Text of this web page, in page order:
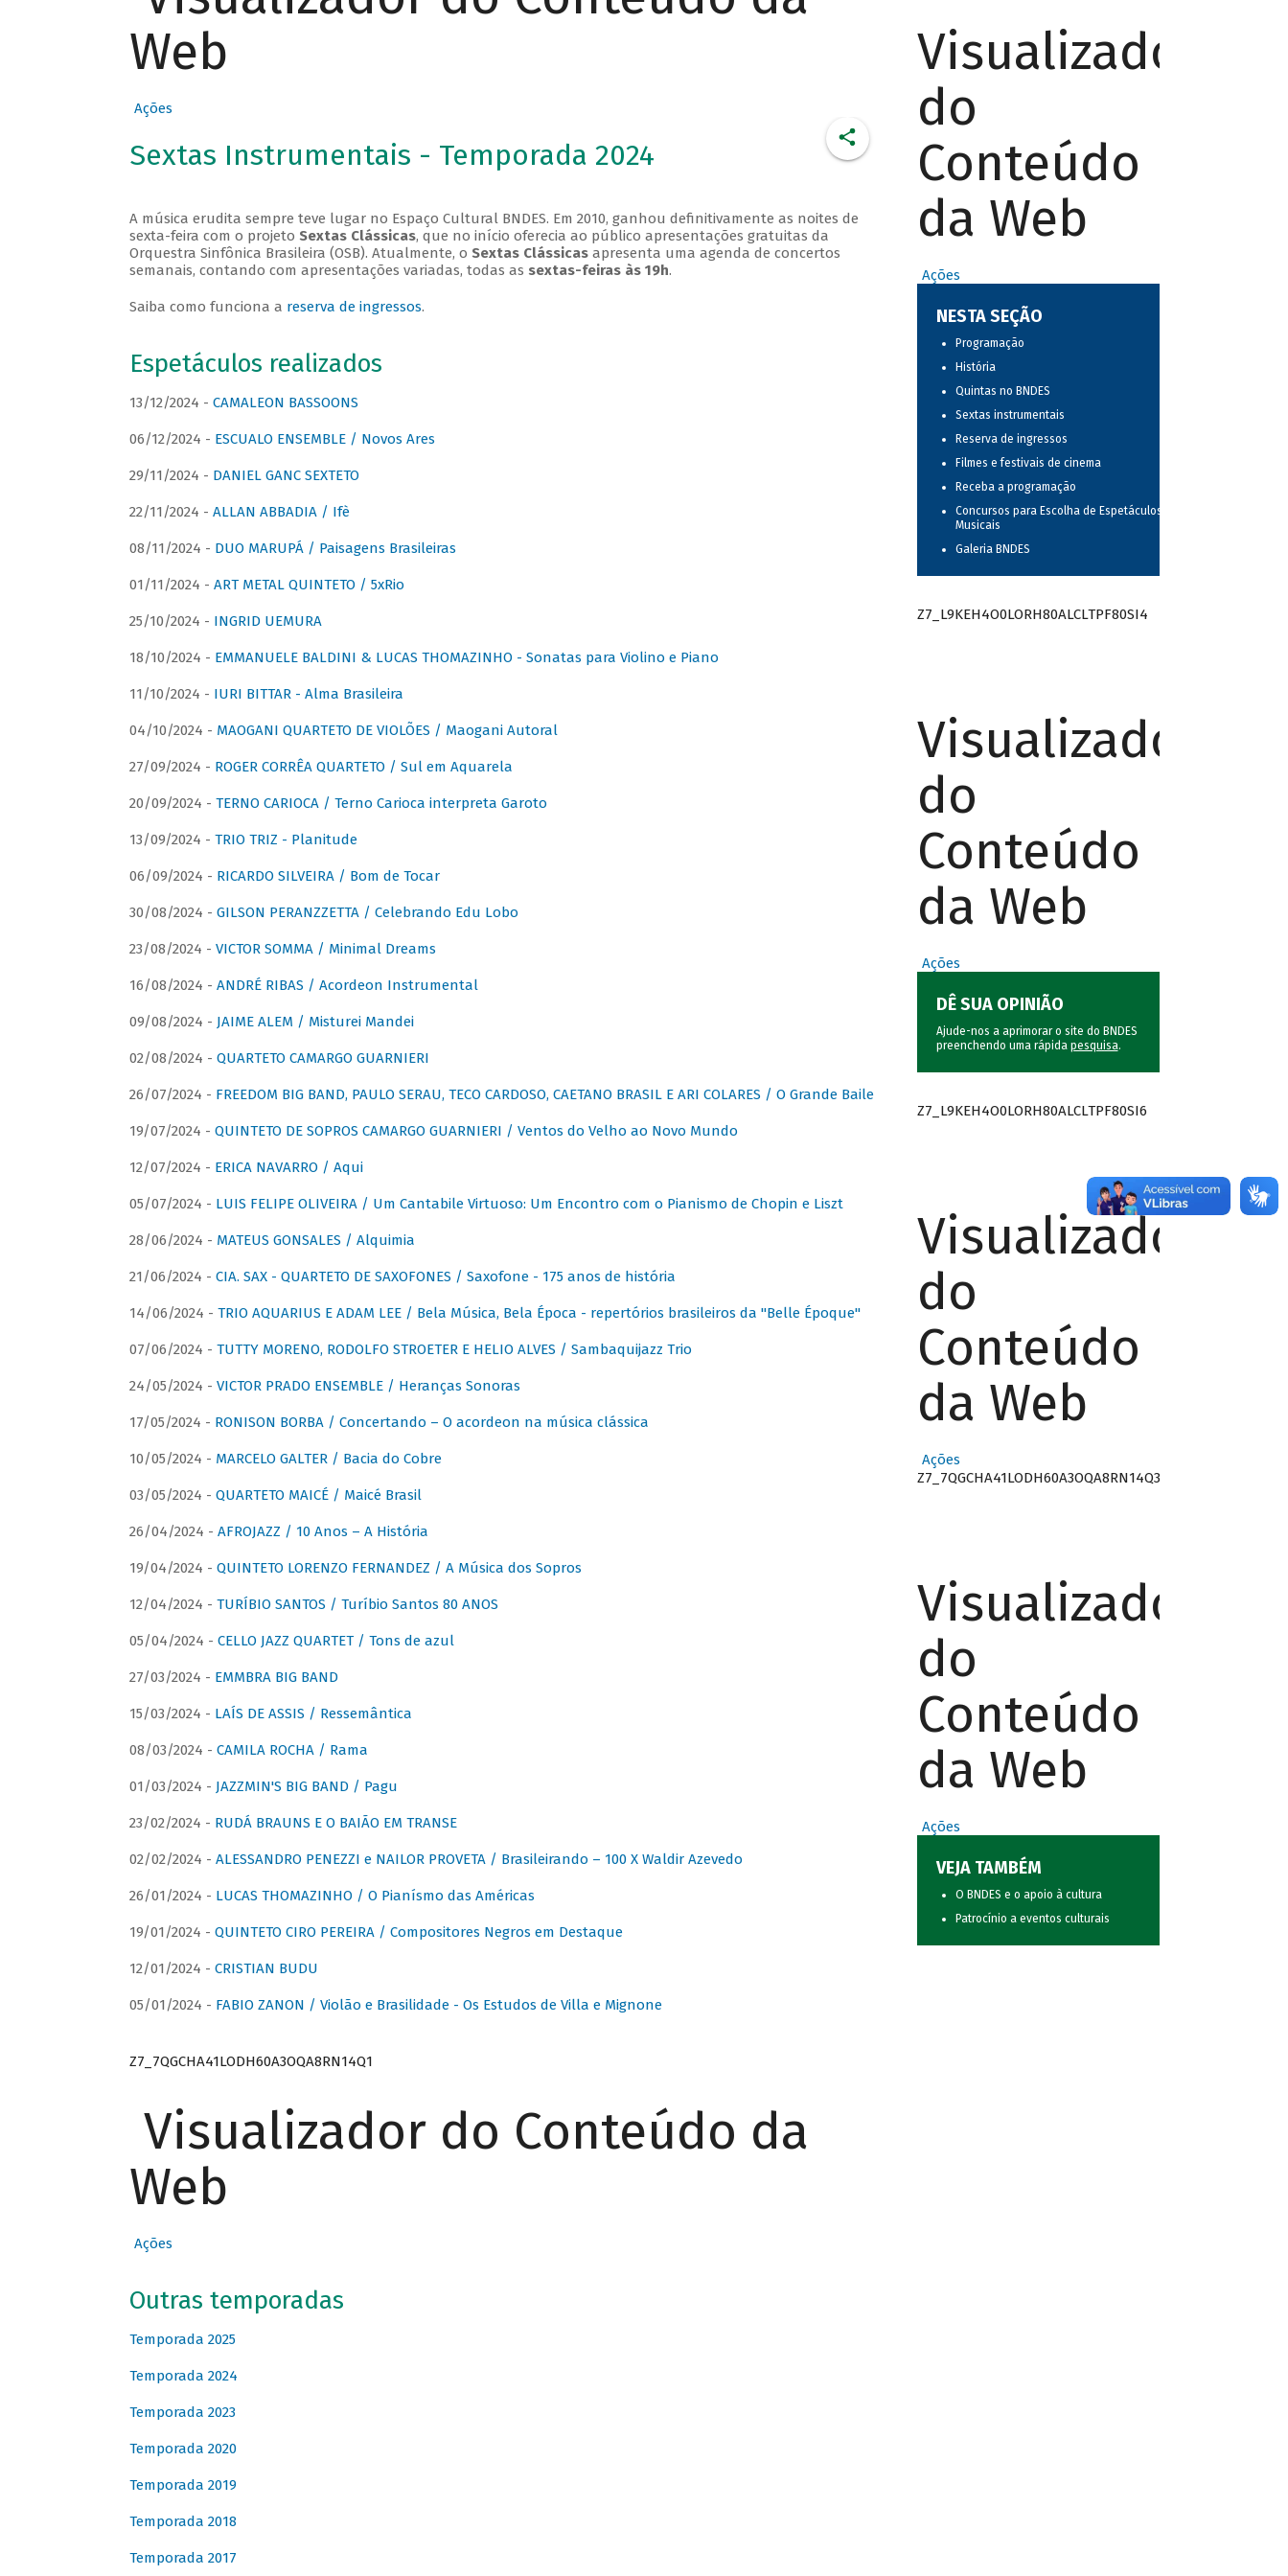
Web
Ações
Sextas Instrumentais - Temporada 2024
A música erudita sempre teve lugar no Espaço Cultural BNDES. Em 2010, ganhou definitivamente as noites de
sexta-feira com o projeto Sextas Clássicas, que no início oferecia ao público apresentações gratuitas da
Orquestra Sinfônica Brasileira (OSB). Atualmente, o Sextas Clássicasapresenta uma agenda de concertos
semanais, contando com apresentações variadas, todas as sextas-feiras às 19h.
Saiba como funciona a reserva de ingressos.
Espetáculos realizados
13/12/2024 - CAMALEON BASSOONS
06/12/2024 - ESCUALO ENSEMBLE / Novos Ares
29/11/2024 - DANIEL GANC SEXTETO
22/11/2024 - ALLAN ABBADIA / Ifè
08/11/2024 - DUO MARUPÁ / Paisagens Brasileiras
01/11/2024 - ART METAL QUINTETO / 5xRio
25/10/2024 - INGRID UEMURA
18/10/2024 - EMMANUELE BALDINI & LUCAS THOMAZINHO - Sonatas para Violino e Piano
11/10/2024 - IURI BITTAR - Alma Brasileira
04/10/2024 - MAOGANI QUARTETO DE VIOLÕES / Maogani Autoral
27/09/2024 - ROGER CORRÊA QUARTETO / Sul em Aquarela
20/09/2024 - TERNO CARIOCA / Terno Carioca interpreta Garoto
13/09/2024 - TRIO TRIZ - Planitude
06/09/2024 - RICARDO SILVEIRA / Bom de Tocar
30/08/2024 - GILSON PERANZZETTA / Celebrando Edu Lobo
23/08/2024 - VICTOR SOMMA / Minimal Dreams
16/08/2024 - ANDRÉ RIBAS / Acordeon Instrumental
09/08/2024 - JAIME ALEM / Misturei Mandei
02/08/2024 - QUARTETO CAMARGO GUARNIERI
26/07/2024 - FREEDOM BIG BAND, PAULO SERAU, TECO CARDOSO, CAETANO BRASIL E ARI COLARES / O Grande Baile
19/07/2024 - QUINTETO DE SOPROS CAMARGO GUARNIERI / Ventos do Velho ao Novo Mundo
12/07/2024 - ERICA NAVARRO / Aqui
05/07/2024 - LUIS FELIPE OLIVEIRA / Um Cantabile Virtuoso: Um Encontro com o Pianismo de Chopin e Liszt
28/06/2024 - MATEUS GONSALES / Alquimia
21/06/2024 - CIA. SAX - QUARTETO DE SAXOFONES / Saxofone - 175 anos de história
14/06/2024 - TRIO AQUARIUS E ADAM LEE / Bela Música, Bela Época - repertórios brasileiros da "Belle Époque"
07/06/2024 - TUTTY MORENO, RODOLFO STROETER E HELIO ALVES / Sambaquijazz Trio
24/05/2024 - VICTOR PRADO ENSEMBLE / Heranças Sonoras
17/05/2024 - RONISON BORBA / Concertando – O acordeon na música clássica
10/05/2024 - MARCELO GALTER / Bacia do Cobre
03/05/2024 - QUARTETO MAICÉ / Maicé Brasil
26/04/2024 - AFROJAZZ / 10 Anos – A História
19/04/2024 - QUINTETO LORENZO FERNANDEZ / A Música dos Sopros
12/04/2024 - TURÍBIO SANTOS / Turíbio Santos 80 ANOS
05/04/2024 - CELLO JAZZ QUARTET / Tons de azul
27/03/2024 - EMMBRA BIG BAND
15/03/2024 - LAÍS DE ASSIS / Ressemântica
08/03/2024 - CAMILA ROCHA / Rama
01/03/2024 - JAZZMIN'S BIG BAND / Pagu
23/02/2024 - RUDÁ BRAUNS E O BAIÃO EM TRANSE
02/02/2024 - ALESSANDRO PENEZZI e NAILOR PROVETA / Brasileirando – 100 X Waldir Azevedo
26/01/2024 - LUCAS THOMAZINHO / O Pianísmo das Américas
19/01/2024 - QUINTETO CIRO PEREIRA / Compositores Negros em Destaque
12/01/2024 - CRISTIAN BUDU
05/01/2024 - FABIO ZANON / Violão e Brasilidade - Os Estudos de Villa e Mignone
Z7_7QGCHA41LODH60A3OQA8RN14Q1
Visualizador do Conteúdo da
Web
Ações
Outras temporadas
Temporada 2025
Temporada 2024
Temporada 2023
Temporada 2020
Temporada 2019
Temporada 2018
Temporada 2017
Visualizador
do
Conteúdo
da Web
Ações
NESTA SEÇÃO
Programação
História
Quintas no BNDES
Sextas instrumentais
Reserva de ingressos
Filmes e festivais de cinema
Receba a programação
Concursos para Escolha de Espetáculos
Musicais
Galeria BNDES
Z7_L9KEH4O0LORH80ALCLTPF80SI4
Visualizador
do
Conteúdo
da Web
Ações
DÊ SUA OPINIÃO
Ajude-nos a aprimorar o site do BNDES
preenchendo uma rápida pesquisa.
Z7_L9KEH4O0LORH80ALCLTPF80SI6
Visualizador
do
Conteúdo
da Web
Ações
Z7_7QGCHA41LODH60A3OQA8RN14Q3
Visualizador
do
Conteúdo
da Web
Ações
VEJA TAMBÉM
O BNDES e o apoio à cultura
Patrocínio a eventos culturais